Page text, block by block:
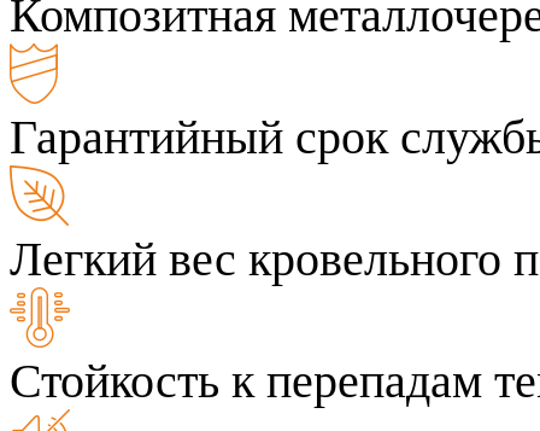
Композитная
Гарантийный срок
Легкий вес кровельного
Стойкость к перепадам